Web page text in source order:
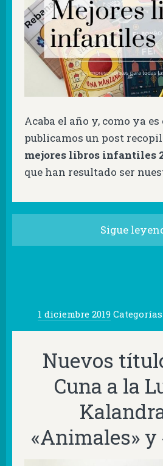
Acaba el año y, como ya
publicamos un post
mejores libros infantiles
que han resultado ser
Sigue
1 diciembre 2019 Categorías
Nuevos
Cuna a la
«Animales» y